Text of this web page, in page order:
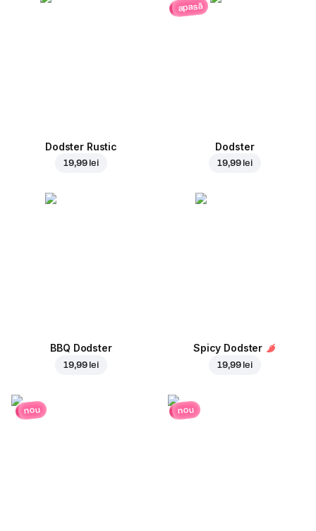
Dodster Rustic
19,99 lei
apasă
Dodster
19,99 lei
BBQ Dodster
19,99 lei
Spicy Dodster
19,99 lei
nou nou